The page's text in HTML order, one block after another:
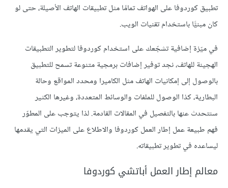
تطبيق كوردوفا على الهواتف تمامًا مثل تطبيقات الهاتف الأصيلة، حتى لو
كان مبنيًّا باستخدام تقنيات الويب.
في ميّزة إضافية تشجّعك على استخدام كوردوفا لتطوير التطبيقات
الهجينة للهاتف، نجد توفير إضافات برمجية متنوعة تسمح للتطبيق
بالوصول إلى إمكانيات الهاتف مثل الكاميرا ومحدد المواقع وحالة
البطارية، كذا الوصول للملفات والوسائط المتعددة، وغيرها الكثير
سنتحدث عنها بالتفصيل في المقالات القادمة. لذا يتوجب على المطوّر
فهم طبيعة عمل إطار العمل كوردوفا والاطلاع على الميزات التي يقدمها
ليساعده في تطوير تطبيقاته.
معالم إطار العمل أباتشي كوردوفا